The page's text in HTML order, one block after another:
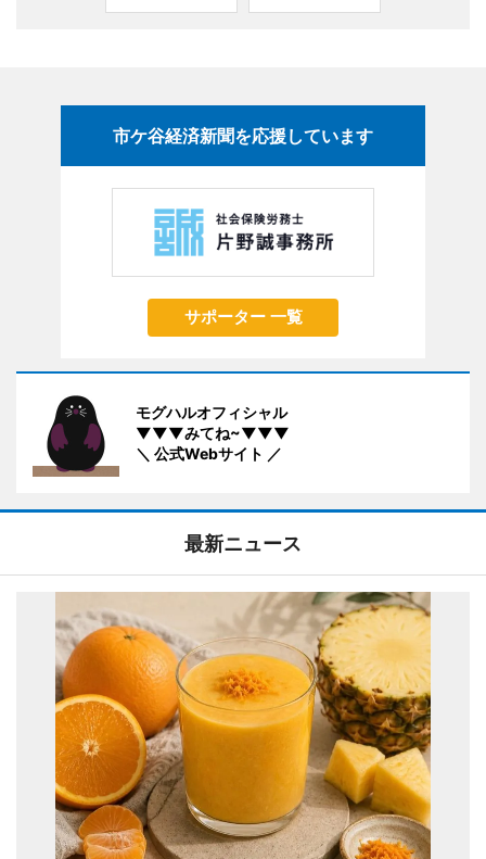
市ケ谷経済新聞を応援しています
サポーター 一覧
モグハルオフィシャル
▼▼▼みてね~▼▼▼
＼ 公式Webサイト ／
最新ニュース